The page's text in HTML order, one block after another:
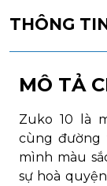
THÔNG
MÔ TẢ
Zuko 10 là
cùng đường
mình màu
sự hoà